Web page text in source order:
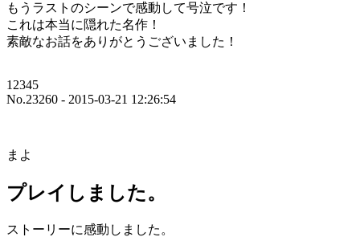
もうラストのシーンで感動して号泣です！
これは本当に隠れた名作！
素敵なお話をありがとうございました！
12345
No.23260 - 2015-03-21 12:26:54
まよ
プレイしました。
ストーリーに感動しました。